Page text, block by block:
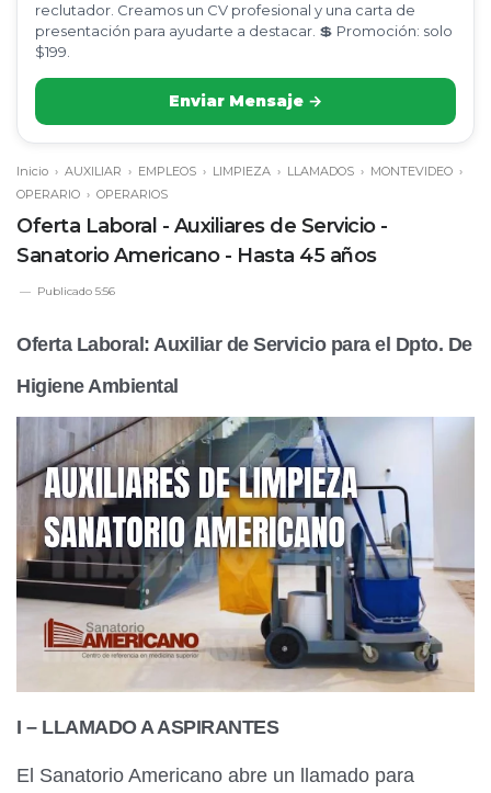
reclutador. Creamos un CV profesional y una carta de
presentación para ayudarte a destacar. 💲 Promoción: solo
$199.
Enviar Mensaje →
Inicio › AUXILIAR › EMPLEOS › LIMPIEZA › LLAMADOS › MONTEVIDEO ›
OPERARIO › OPERARIOS
Oferta Laboral - Auxiliares de Servicio -
Sanatorio Americano - Hasta 45 años
Publicado 5:56
Oferta Laboral: Auxiliar de Servicio para el Dpto. De
Higiene Ambiental
I – LLAMADO A ASPIRANTES
El Sanatorio Americano abre un llamado para